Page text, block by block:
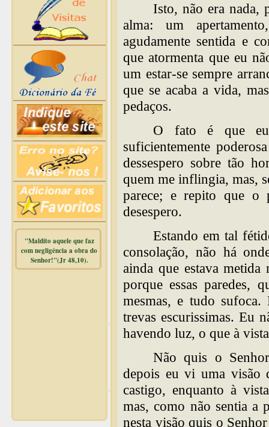
"Maldito aquele que faz
com negligência a obra do
Senhor!"(Jr 48,10).
/home/dicionar/public_html/online.php
/home/dicionar/public_html/online.php
Isto, não era nada,
alma: um
agudamente sentida e
que atormenta que eu
um estar-se sempre
que se acaba a vida,
pedaços.
O fato é que eu
suficientemente
dessespero sobre tão
quem me inflingia, mas,
parece; e repito que o
desespero.
Estando em tal
consolação, não há
ainda que estava metida
porque essas paredes,
mesmas, e tudo sufoca.
trevas escurissimas. Eu
havendo luz, o que à
Não quis o
depois eu vi uma visão
castigo, enquanto à
mas, como não sentia a
nesta visão quis o